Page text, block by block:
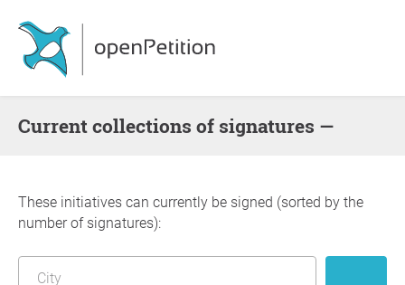
Current collections of signatures —
These initiatives can currently be signed (sorted by the
number of signatures):